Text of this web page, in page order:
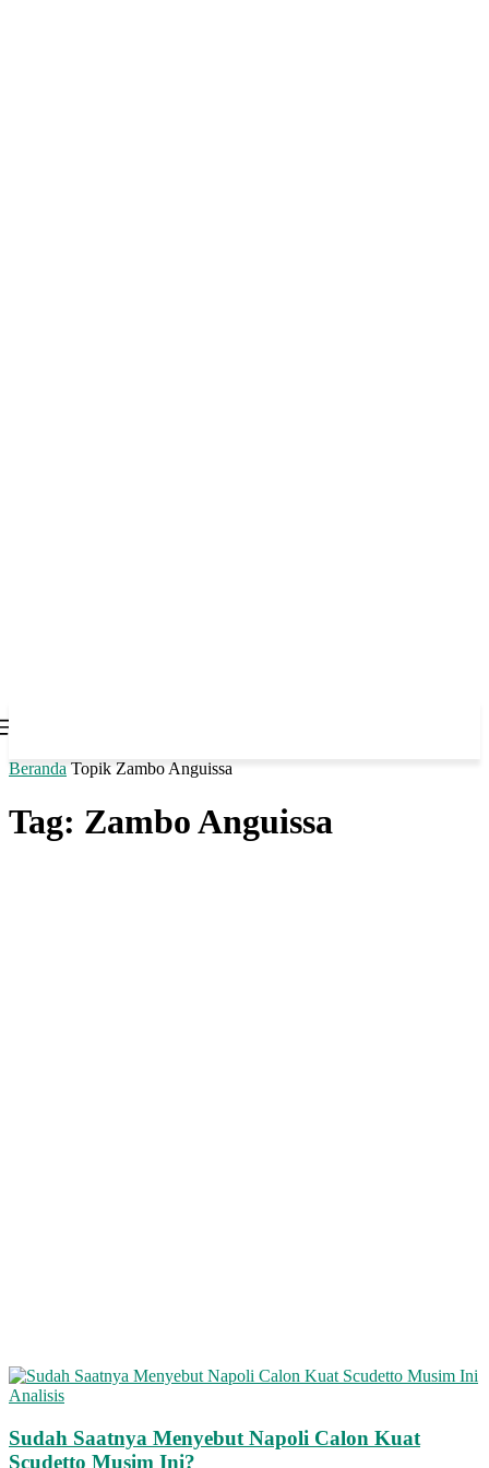
Beranda Topik Zambo Anguissa
Tag: Zambo Anguissa
Analisis
Sudah Saatnya Menyebut Napoli Calon Kuat
Scudetto Musim Ini?